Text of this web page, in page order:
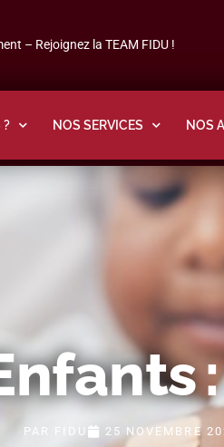
– Rejoignez la TEAM FIDU !
? NOS SERVICES NOS
PAR FIDU 25 NOVEMBRE